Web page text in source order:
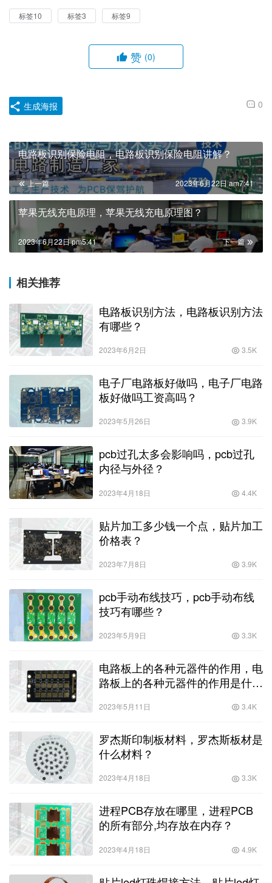
标签10 标签3 标签9
赞 (0)
0
生成海报
电路板识别保险电阻，电路板识别保险电阻讲解？
上一篇 2023年6月22日 am7:41
苹果无线充电原理，苹果无线充电原理图？
下一篇
2023年6月22日 pm5:41
相关推荐
电路板识别方法，电路板识别方法
有哪些？
2023年6月2日 3.5K
电子厂电路板好做吗，电子厂电路
板好做吗工资高吗？
2023年5月26日 3.9K
pcb过孔太多会影响吗，pcb过孔
内径与外径？
2023年4月18日 4.4K
贴片加工多少钱一个点，贴片加工
价格表？
2023年7月8日 3.9K
pcb手动布线技巧，pcb手动布线
技巧有哪些？
2023年5月9日 3.3K
电路板上的各种元器件的作用，电
路板上的各种元器件的作用是什
2023年5月11日 3.4K
罗杰斯印制板材料，罗杰斯板材是
什么材料？
2023年4月18日 3.3K
进程PCB存放在哪里，进程PCB
的所有部分,均存放在内存？
2023年4月18日 4.9K